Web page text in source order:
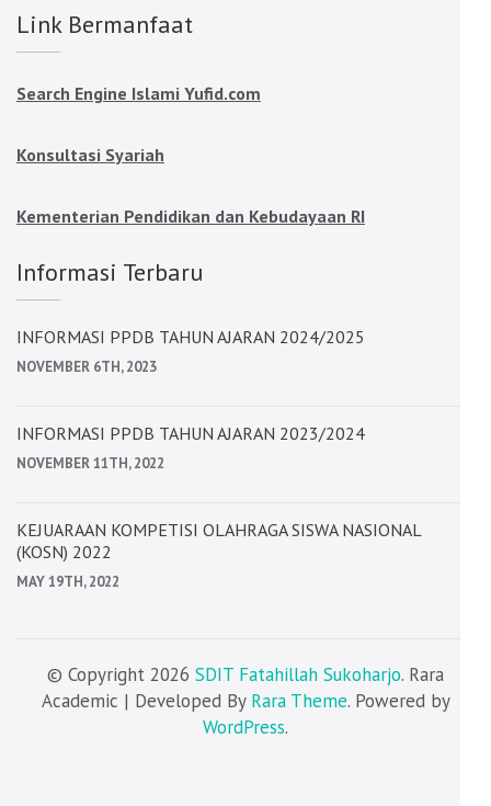
Link Bermanfaat
Search Engine Islami Yufid.com
Konsultasi Syariah
Kementerian Pendidikan dan Kebudayaan RI
Informasi Terbaru
INFORMASI PPDB TAHUN AJARAN 2024/2025
NOVEMBER 6TH, 2023
INFORMASI PPDB TAHUN AJARAN 2023/2024
NOVEMBER 11TH, 2022
KEJUARAAN KOMPETISI OLAHRAGA SISWA NASIONAL
(KOSN) 2022
MAY 19TH, 2022
© Copyright 2026 SDIT Fatahillah Sukoharjo. Rara
Academic | Developed By Rara Theme. Powered by
WordPress.